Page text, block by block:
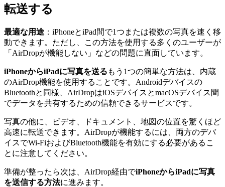
転送する
最適な用途 ：iPhoneとiPad間で1つまたは複数の写真を速く移
動できます。ただし、この方法を使用する多くのユーザーが
「AirDropが機能しない」などの問題に直面しています。
iPhoneからiPadに写真を送る もう1つの簡単な方法は、内蔵
のAirDrop機能を使用することです。Androidデバイスの
Bluetoothと同様、AirDropはiOSデバイスとmacOSデバイス間
でデータを共有するための信頼できるサービスです。
写真の他に、ビデオ、ドキュメント、地図の位置を驚くほど
高速に転送できます。AirDropが機能するには、両方のデバ
イスでWi-FiおよびBluetooth機能を有効にする必要があるこ
とに注意してください。
準備が整ったら次は、AirDrop経由でiPhoneからiPadに写真
を送信する方法に進みます。